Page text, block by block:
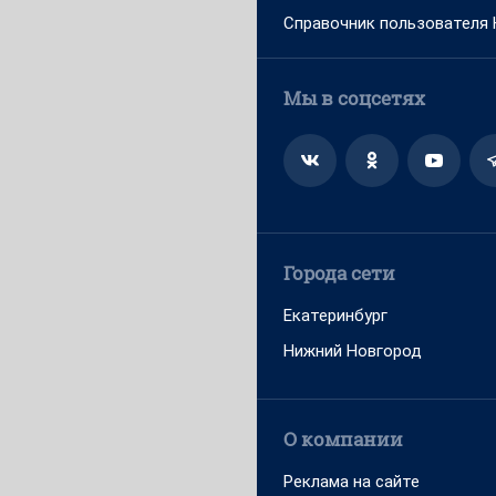
Справочник пользователя
Мы в соцсетях
Города сети
Екатеринбург
Нижний Новгород
О компании
Реклама на сайте